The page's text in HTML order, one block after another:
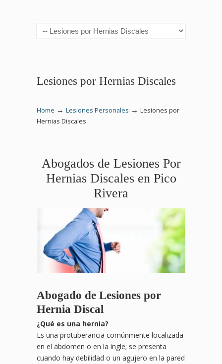
Navigation
Lesiones por Hernias Discales
Home → Lesiones Personales → Lesiones por
Hernias Discales
Abogados de Lesiones Por
Hernias Discales en Pico
Rivera
Abogado de Lesiones por
Hernia Discal
¿Qué es una hernia?
Es una protuberancia comúnmente localizada
en el abdomen o en la ingle; se presenta
cuando hay debilidad o un agujero en la pared